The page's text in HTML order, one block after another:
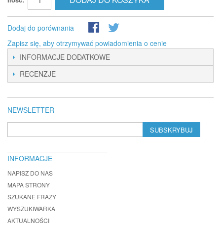
Dodaj do porównania
Zapisz się, aby otrzymywać powiadomienia o cenie
INFORMACJE DODATKOWE
RECENZJE
NEWSLETTER
SUBSKRYBUJ
INFORMACJE
NAPISZ DO NAS
MAPA STRONY
SZUKANE FRAZY
WYSZUKIWARKA
AKTUALNOŚCI